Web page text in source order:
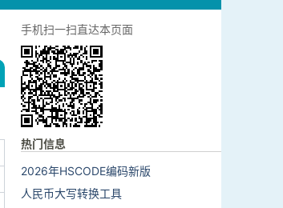
手机扫一扫直达本页面
热门信息
2026年HSCODE编码新版
人民币大写转换工具